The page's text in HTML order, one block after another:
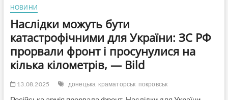
НОВИНИ
Наслідки можуть бути
катастрофічними для України: ЗС РФ
прорвали фронт і просунулися на
кілька кілометрів, — Bild
13.08.2025 донецька краматорськ покровськ